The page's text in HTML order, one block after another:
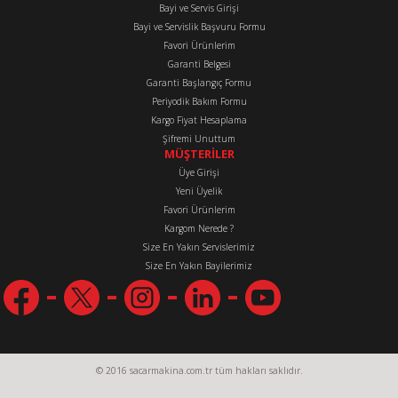
Gönder
Bayi ve Servis Girişi
Bayi ve Servislik Başvuru Formu
Favori Ürünlerim
Garanti Belgesi
Garanti Başlangıç Formu
Periyodik Bakım Formu
Kargo Fiyat Hesaplama
Şifremi Unuttum
MÜŞTERİLER
Üye Girişi
Yeni Üyelik
Favori Ürünlerim
Kargom Nerede ?
Size En Yakın Servislerimiz
Size En Yakın Bayilerimiz
© 2016 sacarmakina.com.tr tüm hakları saklıdır.